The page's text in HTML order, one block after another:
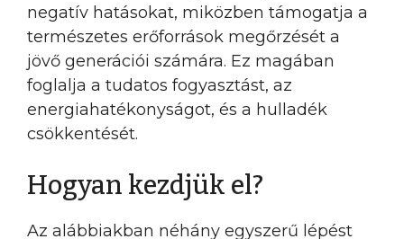
negatív hatásokat, miközben támogatja a
természetes erőforrások megőrzését a
jövő generációi számára. Ez magában
foglalja a tudatos fogyasztást, az
energiahatékonyságot, és a hulladék
csökkentését.
Hogyan kezdjük el?
Az alábbiakban néhány egyszerű lépést